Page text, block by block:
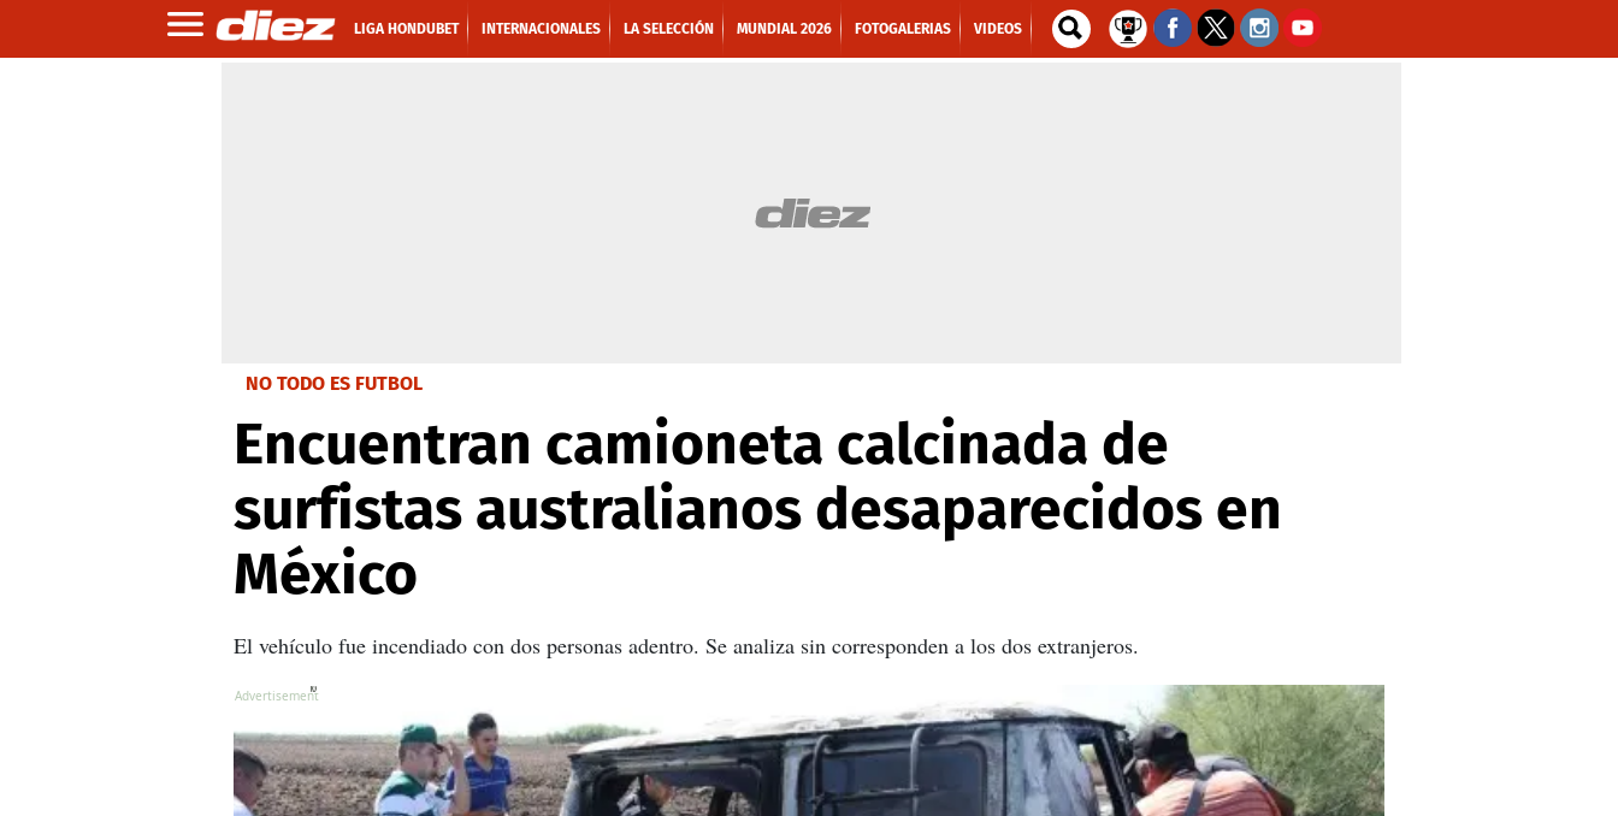
LIGA HONDUBET INTERNACIONALES LA SELECCIÓN MUNDIAL 2026 FOTOGALERIAS VIDEOS
NO TODO ES FUTBOL
Encuentran camioneta calcinada de
surfistas australianos desaparecidos en
México
El vehículo fue incendiado con dos personas adentro. Se analiza sin corresponden a los dos extranjeros.
X
X
X